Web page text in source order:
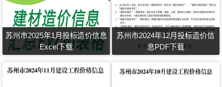
苏州市2025年1月投标造价信息
Excel下载
苏州市2024年12月投标造价信
息PDF下载